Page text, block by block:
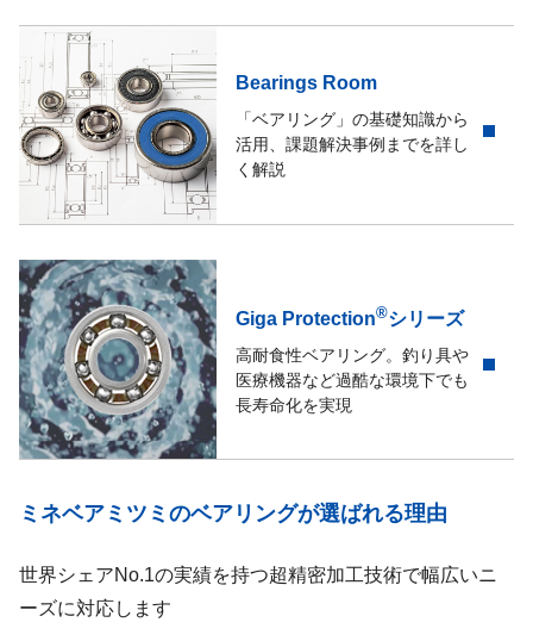
Bearings Room
「ベアリング」の基礎知識から
活用、課題解決事例までを詳し
く解説
Giga Protection®シリーズ
高耐食性ベアリング。釣り具や
医療機器など過酷な環境下でも
長寿命化を実現
ミネベアミツミのベアリングが選ばれる理由
世界シェアNo.1の実績を持つ超精密加工技術で幅広いニ
ーズに対応します